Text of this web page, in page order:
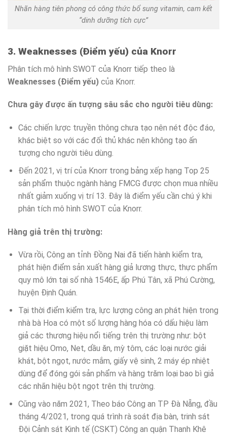
Nhãn hàng tiên phong có công thức bổ sung vitamin, cam kết
“dinh dưỡng tích cực”
3. Weaknesses (Điểm yếu) của Knorr
Phân tích mô hình SWOT của Knorr tiếp theo là
Weaknesses (Điểm yếu) của Knorr.
Chưa gây được ấn tượng sâu sắc cho người tiêu dùng:
Các chiến lược truyền thông chưa tạo nên nét độc đáo,
khác biệt so với các đối thủ khác nên không tạo ấn
tượng cho người tiêu dùng.
Đến 2021, vị trí của Knorr trong bảng xếp hạng Top 25
sản phẩm thuộc ngành hàng FMCG được chọn mua nhiều
nhất giảm xuống vị trí 13. Đây là điểm yếu cần chú ý khi
phân tích mô hình SWOT của Knorr.
Hàng giả trên thị trường:
Vừa rồi, Công an tỉnh Đồng Nai đã tiến hành kiểm tra,
phát hiện điểm sản xuất hàng giả lương thực, thực phẩm
quy mô lớn tại số nhà 1546E, ấp Phú Tân, xã Phú Cường,
huyện Định Quán.
Tại thời điểm kiểm tra, lực lượng công an phát hiện trong
nhà bà Hoa có một số lượng hàng hóa có dấu hiệu làm
giả các thương hiệu nổi tiếng trên thị trường như: bột
giặt hiệu Omo, Net, dầu ăn, mỳ tôm, các loại nước giải
khát, bột ngọt, nước mắm, giấy vệ sinh, 2 máy ép nhiệt
dùng để đóng gói sản phẩm và hàng trăm loại bao bì giả
các nhãn hiệu bột ngọt trên thị trường.
Cũng vào năm 2021, Theo báo Công an TP Đà Nẵng, đầu
tháng 4/2021, trong quá trình rà soát địa bàn, trinh sát
Đội Cảnh sát Kinh tế (CSKT) Công an quận Thanh Khê